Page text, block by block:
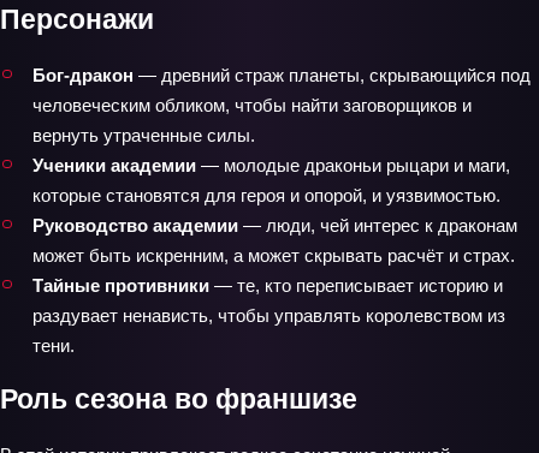
Персонажи
Бог‑дракон — древний страж планеты, скрывающийся под
человеческим обликом, чтобы найти заговорщиков и
вернуть утраченные силы.
Ученики академии — молодые драконьи рыцари и маги,
которые становятся для героя и опорой, и уязвимостью.
Руководство академии — люди, чей интерес к драконам
может быть искренним, а может скрывать расчёт и страх.
Тайные противники — те, кто переписывает историю и
раздувает ненависть, чтобы управлять королевством из
тени.
Роль сезона во франшизе